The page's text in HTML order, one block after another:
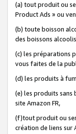
(a) tout produit ou
Product Ads » ou
(b) toute boisson
des boissons
(c) les préparations
vous faites de la
(d) les produits à
(e) les produits sans
site Amazon FR,
(f)tout produit ou
création de liens sur